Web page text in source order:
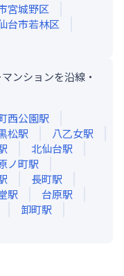
宮城野区
台市若林区
ンションを沿線・
西公園駅
松駅 八乙女駅
北仙台駅
ノ町駅
長町駅
駅 台原駅
卸町駅